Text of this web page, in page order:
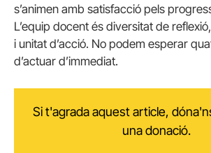
s’animen amb satisfacció pels
L’equip docent és diversitat de
i unitat d’acció. No podem esperar
d’actuar d’immediat.
Si t'agrada aquest article,
una donació.